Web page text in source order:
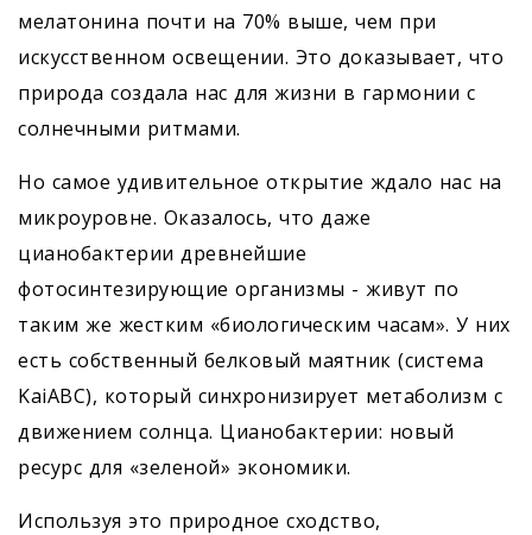
мелатонина почти на 70% выше, чем при
искусственном освещении. Это доказывает, что
природа создала нас для жизни в гармонии с
солнечными ритмами.
Но самое удивительное открытие ждало нас на
микроуровне. Оказалось, что даже
цианобактерии древнейшие
фотосинтезирующие организмы - живут по
таким же жестким «биологическим часам». У них
есть собственный белковый маятник (система
KaiABC), который синхронизирует метаболизм с
движением солнца. Цианобактерии: новый
ресурс для «зеленой» экономики.
Используя это природное сходство,